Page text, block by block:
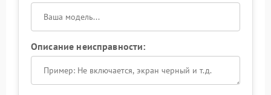
Описание неисправности: